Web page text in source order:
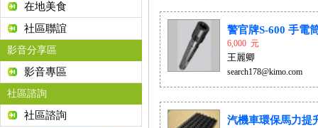
在地美食
社區聯誼
影音分享區
影音專區
社區諮詢
社區諮詢
警官牌S-600 手電
6,000 元
王麗卿
search178@kimo.com
汽機車環保馬力提